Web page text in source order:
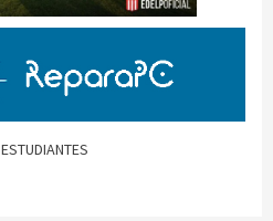
ESTUDIANTES